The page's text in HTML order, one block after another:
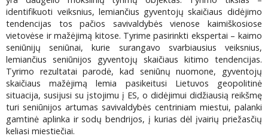
identifikuoti veiksnius, lemiančius gyventojų skaičiaus didėjimo
tendencijas tos pačios savivaldybės vienose kaimiškosiose
vietovėse ir mažėjimą kitose. Tyrime pasirinkti ekspertai – kaimo
seniūnijų seniūnai, kurie surangavo svarbiausius veiksnius,
lemiančius seniūnijos gyventojų skaičiaus kitimo tendencijas.
Tyrimo rezultatai parodė, kad seniūnų nuomone, gyventojų
skaičiaus mažėjimą lemia pasikeitusi Lietuvos geopolitinė
situacija, susijusi su įstojimu į ES, o didėjimui didžiausią reikšmę
turi seniūnijos artumas savivaldybės centriniam miestui, palanki
gamtinė aplinka ir sodų bendrijos, į kurias dėl įvairių priežasčių
keliasi miestiečiai.